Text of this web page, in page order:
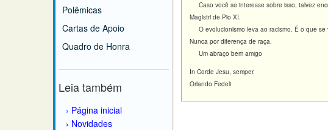
Polêmicas
Cartas de Apoio
Quadro de Honra
Leia também
Página inicial
Novidades
Caso você se interesse sobre isso, talvez
Magistri de Pio XI.
O evolucionismo leva ao racismo. É o que
Nunca por diferença de raça.
Um abraço bem amigo
In Corde Jesu, semper,
Orlando Fedeli